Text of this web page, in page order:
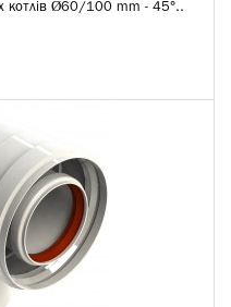
котлів Ø60/100 mm - 45°..